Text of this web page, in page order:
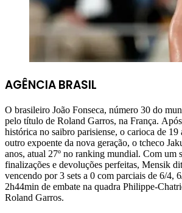
AGÊNCIA BRASIL
O brasileiro João Fonseca, número 30 do
pelo título de Roland Garros, na França.
histórica no saibro parisiense, o carioca de
outro expoente da nova geração, o tcheco
anos, atual 27º no ranking mundial. Com um
finalizações e devoluções perfeitas, Mensik
vencendo por 3 sets a 0 com parciais de 6/4,
2h44min de embate na quadra Philippe-
Roland Garros.